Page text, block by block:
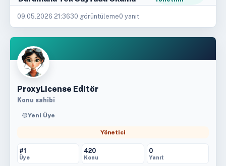
09.05.2026 21:3630 görüntüleme0 yanıt
ProxyLicense Editör
Konu sahibi
Yeni Üye
Yönetici
#1
Üye
420
Konu
0
Yanıt